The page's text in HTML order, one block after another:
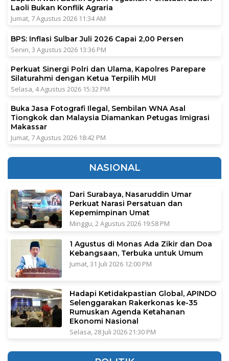
Laoli Bukan Konflik Agraria
Jumat, 7 Agustus 2026 11:34 AM
BPS: Inflasi Sulbar Juli 2026 Capai 2,00 Persen
Senin, 3 Agustus 2026 13:36 PM
Perkuat Sinergi Polri dan Ulama, Kapolres Parepare
Silaturahmi dengan Ketua Terpilih MUI
Selasa, 4 Agustus 2026 15:32 PM
Buka Jasa Fotografi Ilegal, Sembilan WNA Asal
Tiongkok dan Malaysia Diamankan Petugas Imigrasi
Makassar
Jumat, 7 Agustus 2026 18:42 PM
NASIONAL
Dari Surabaya, Nasaruddin Umar
Perkuat Narasi Persatuan dan
Kepemimpinan Umat
Minggu, 2 Agustus 2026 19:58 PM
1 Agustus di Monas Ada Zikir dan Doa
Kebangsaan, Terbuka untuk Umum
Jumat, 31 Juli 2026 12:00 PM
Hadapi Ketidakpastian Global, APINDO
Selenggarakan Rakerkonas ke-35
Rumuskan Agenda Ketahanan
Ekonomi Nasional
Selasa, 28 Juli 2026 21:30 PM